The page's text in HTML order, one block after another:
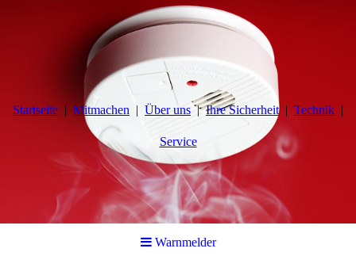
Startseite Mitmachen Über uns Ihre Sicherheit Technik
Service
Warnmelder